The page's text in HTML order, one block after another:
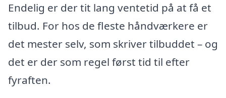
Endelig er der tit lang ventetid på at få et
tilbud. For hos de fleste håndværkere er
det mester selv, som skriver tilbuddet – og
det er der som regel først tid til efter
fyraften.